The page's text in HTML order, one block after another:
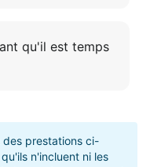
qu'il est temps
des prestations ci-
n'incluent ni les